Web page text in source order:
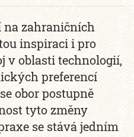
na zahraničních
inspiraci i pro
v oblasti technologií,
preferencí
obor postupně
tyto změny
se stává jedním